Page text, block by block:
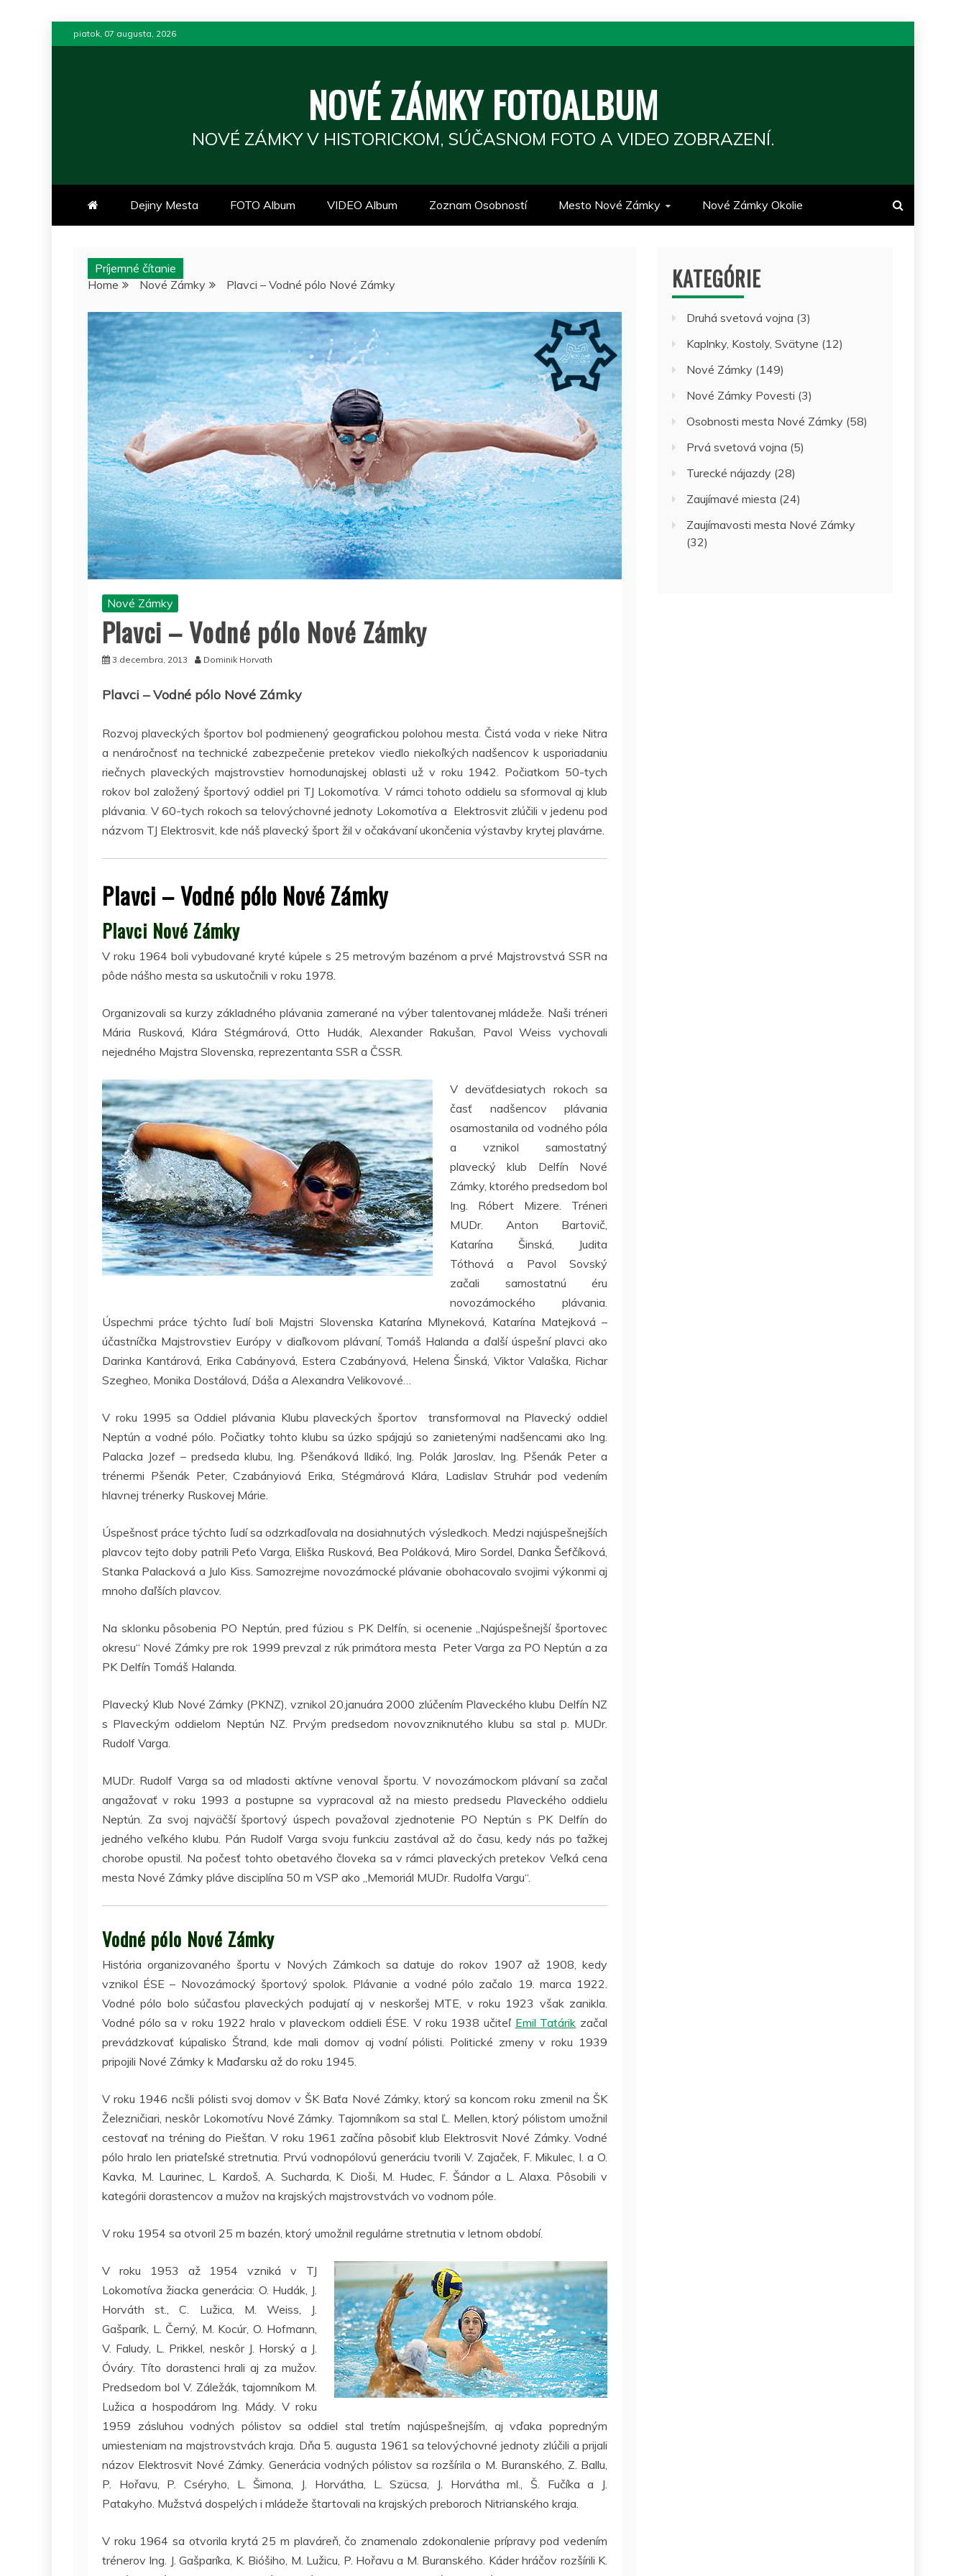
to
piatok, 07 augusta, 2026
NOVÉ ZÁMKY FOTOALBUM
NOVÉ ZÁMKY V HISTORICKOM, SÚČASNOM FOTO A VIDEO ZOBRAZENÍ.
Dejiny Mesta FOTO Album VIDEO Album Zoznam Osobností Mesto Nové Zámky Nové Zámky Okolie
Príjemné čítanie
Home
Nové Zámky Plavci – Vodné pólo Nové Zámky
Nové Zámky
Plavci – Vodné pólo Nové Zámky
3 decembra, 2013 Dominik Horvath
Plavci – Vodné pólo Nové Zámky
Rozvoj plaveckých športov bol podmienený geografickou polohou mesta. Čistá voda v rieke Nitra
a nenáročnosť na technické zabezpečenie pretekov viedlo niekoľkých nadšencov k usporiadaniu
riečnych plaveckých majstrovstiev hornodunajskej oblasti už v roku 1942. Počiatkom 50-tych
rokov bol založený športový oddiel pri TJ Lokomotíva. V rámci tohoto oddielu sa sformoval aj klub
plávania. V 60-tych rokoch sa telovýchovné jednoty Lokomotíva a Elektrosvit zlúčili v jedenu pod
názvom TJ Elektrosvit, kde náš plavecký šport žil v očakávaní ukončenia výstavby krytej plavárne.
Plavci – Vodné pólo Nové Zámky
Plavci Nové Zámky
V roku 1964 boli vybudované kryté kúpele s 25 metrovým bazénom a prvé Majstrovstvá SSR na
pôde nášho mesta sa uskutočnili v roku 1978.
Organizovali sa kurzy základného plávania zamerané na výber talentovanej mládeže. Naši tréneri
Mária Rusková, Klára Stégmárová, Otto Hudák, Alexander Rakušan, Pavol Weiss vychovali
nejedného Majstra Slovenska, reprezentanta SSR a ČSSR.
V deväťdesiatych rokoch sa
časť nadšencov plávania
osamostanila od vodného póla
a vznikol samostatný
plavecký klub Delfín Nové
Zámky, ktorého predsedom bol
Ing. Róbert Mizere. Tréneri
MUDr. Anton Bartovič,
Katarína Šinská, Judita
Tóthová a Pavol Sovský
začali samostatnú éru
novozámockého plávania.
Úspechmi práce týchto ľudí boli Majstri Slovenska Katarína Mlyneková, Katarína Matejková –
účastníčka Majstrovstiev Európy v diaľkovom plávaní, Tomáš Halanda a ďalší úspešní plavci ako
Darinka Kantárová, Erika Cabányová, Estera Czabányová, Helena Šinská, Viktor Valaška, Richar
Szegheo, Monika Dostálová, Dáša a Alexandra Velikovové…
V roku 1995 sa Oddiel plávania Klubu plaveckých športov transformoval na Plavecký oddiel
Neptún a vodné pólo. Počiatky tohto klubu sa úzko spájajú so zanietenými nadšencami ako Ing.
Palacka Jozef – predseda klubu, Ing. Pšenáková Ildikó, Ing. Polák Jaroslav, Ing. Pšenák Peter a
trénermi Pšenák Peter, Czabányiová Erika, Stégmárová Klára, Ladislav Struhár pod vedením
hlavnej trénerky Ruskovej Márie.
Úspešnosť práce týchto ľudí sa odzrkadľovala na dosiahnutých výsledkoch. Medzi najúspešnejších
plavcov tejto doby patrili Peťo Varga, Eliška Rusková, Bea Poláková, Miro Sordel, Danka Šefčíková,
Stanka Palacková a Julo Kiss. Samozrejme novozámocké plávanie obohacovalo svojimi výkonmi aj
mnoho ďaľších plavcov.
Na sklonku pôsobenia PO Neptún, pred fúziou s PK Delfín, si ocenenie „Najúspešnejší športovec
okresu“ Nové Zámky pre rok 1999 prevzal z rúk primátora mesta Peter Varga za PO Neptún a za
PK Delfín Tomáš Halanda.
Plavecký Klub Nové Zámky (PKNZ), vznikol 20.januára 2000 zlúčením Plaveckého klubu Delfín NZ
s Plaveckým oddielom Neptún NZ. Prvým predsedom novovzniknutého klubu sa stal p. MUDr.
Rudolf Varga.
MUDr. Rudolf Varga sa od mladosti aktívne venoval športu. V novozámockom plávaní sa začal
angažovať v roku 1993 a postupne sa vypracoval až na miesto predsedu Plaveckého oddielu
Neptún. Za svoj najväčší športový úspech považoval zjednotenie PO Neptún s PK Delfín do
jedného veľkého klubu. Pán Rudolf Varga svoju funkciu zastával až do času, kedy nás po ťažkej
chorobe opustil. Na počesť tohto obetavého človeka sa v rámci plaveckých pretekov Veľká cena
mesta Nové Zámky pláve disciplína 50 m VSP ako „Memoriál MUDr. Rudolfa Vargu“.
Vodné pólo Nové Zámky
História organizovaného športu v Nových Zámkoch sa datuje do rokov 1907 až 1908, kedy
vznikol ÉSE – Novozámocký športový spolok. Plávanie a vodné pólo začalo 19. marca 1922.
Vodné pólo bolo súčasťou plaveckých podujatí aj v neskoršej MTE, v roku 1923 však zanikla.
Vodné pólo sa v roku 1922 hralo v plaveckom oddieli ÉSE. V roku 1938 učiteľ Emil Tatárik začal
prevádzkovať kúpalisko Štrand, kde mali domov aj vodní pólisti. Politické zmeny v roku 1939
pripojili Nové Zámky k Maďarsku až do roku 1945.
V roku 1946 našli pólisti svoj domov v ŠK Baťa Nové Zámky, ktorý sa koncom roku zmenil na ŠK
Železničiari, neskôr Lokomotívu Nové Zámky. Tajomníkom sa stal Ľ. Mellen, ktorý pólistom umožnil
cestovať na tréning do Piešťan. V roku 1961 začína pôsobiť klub Elektrosvit Nové Zámky. Vodné
pólo hralo len priateľské stretnutia. Prvú vodnopólovú generáciu tvorili V. Zajaček, F. Mikulec, I. a O.
Kavka, M. Laurinec, L. Kardoš, A. Sucharda, K. Dioši, M. Hudec, F. Šándor a L. Alaxa. Pôsobili v
kategórii dorastencov a mužov na krajských majstrovstvách vo vodnom póle.
V roku 1954 sa otvoril 25 m bazén, ktorý umožnil regulárne stretnutia v letnom období.
V roku 1953 až 1954 vzniká v TJ
Lokomotíva žiacka generácia: O. Hudák, J.
Horváth st., C. Lužica, M. Weiss, J.
Gašparík, L. Černý, M. Kocúr, O. Hofmann,
V. Faludy, L. Prikkel, neskôr J. Horský a J.
Óváry. Títo dorastenci hrali aj za mužov.
Predsedom bol V. Záležák, tajomníkom M.
Lužica a hospodárom Ing. Mády. V roku
1959 zásluhou vodných pólistov sa oddiel stal tretím najúspešnejším, aj vďaka popredným
umiesteniam na majstrovstvách kraja. Dňa 5. augusta 1961 sa telovýchovné jednoty zlúčili a prijali
názov Elektrosvit Nové Zámky. Generácia vodných pólistov sa rozšírila o M. Buranského, Z. Ballu,
P. Hořavu, P. Cséryho, L. Šimona, J. Horvátha, L. Szücsa, J. Horvátha ml., Š. Fučíka a J.
Patakyho. Mužstvá dospelých i mládeže štartovali na krajských preboroch Nitrianského kraja.
V roku 1964 sa otvorila krytá 25 m plaváreň, čo znamenalo zdokonalenie prípravy pod vedením
trénerov Ing. J. Gašparíka, K. Bióšiho, M. Lužicu, P. Hořavu a M. Buranského. Káder hráčov rozšírili K.
KATEGÓRIE
Druhá svetová vojna (3)
Kaplnky, Kostoly, Svätyne (12)
Nové Zámky (149)
Nové Zámky Povesti (3)
Osobnosti mesta Nové Zámky (58)
Prvá svetová vojna (5)
Turecké nájazdy (28)
Zaujímavé miesta (24)
Zaujímavosti mesta Nové Zámky
(32)